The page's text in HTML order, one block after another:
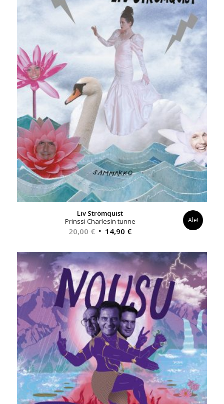
Liv Strömquist
Prinssi Charlesin tunne
20,00€ Alkuperäinen
oli:
20,00 €.
14,90 €Nykyinen
on:
14,90 €.
Ale!